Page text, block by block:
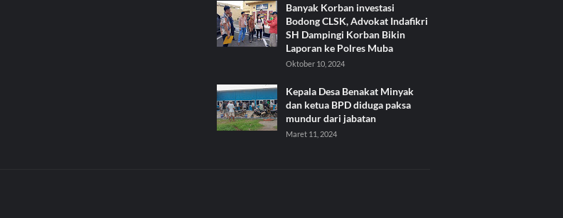
Banyak Korban investasi
Bodong CLSK, Advokat Indafikri
SH Dampingi Korban Bikin
Laporan ke Polres Muba
Oktober 10, 2024
Kepala Desa Benakat Minyak
dan ketua BPD diduga paksa
mundur dari jabatan
Maret 11, 2024